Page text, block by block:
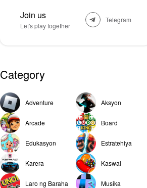
Join us
Let's play together
Telegram
Category
Adventure Aksyon
Arcade Board
Edukasyon Estratehiya
Karera Kaswal
Laro ng Baraha Musika